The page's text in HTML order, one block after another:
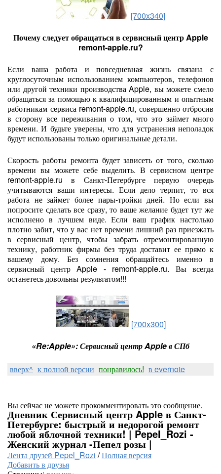
[700x340]
Почему следует обращаться в сервисный центр Apple
remont-apple.ru?
Если ваша работа и повседневная жизнь связана с
круглосуточным использованием компьютеров, телефонов
или другой техники производства Apple, вы можете смело
обращаться за помощью к квалифицированным и опытным
работникам сервиса remont-apple.ru, совершенно отбросив
в сторону все переживания о том, что это займет много
времени. И будьте уверены, что для устранения неполадок
будут использованы только оригинальные детали.
Скорость работы ремонта будет зависеть от того, сколько
времени вы можете себе выделить. В сервисном центре
remont-apple.ru в Санкт-Петербурге первую очередь
учитываются ваши интересы. Если дело терпит, то вся
работа не займет более пары-тройки дней. Но если вы
попросите сделать все сразу, то ваше желание будет тут же
исполнено в лучшем виде. Если ваш график настолько
плотно забит, что у вас нет времени лишний раз приезжать
в сервисный центр, чтобы забрать отремонтированную
технику, работник фирмы без труда доставит ее прямо к
вашему дому. Без сомнения обращайтесь именно в
сервисный центр Apple - remont-apple.ru. Вы всегда
останетесь довольны результатом!!!
[700x300]
«Re:Apple»: Сервисный центр Apple в СПб
вверх^ к полной версии понравилось! в evernote
Вы сейчас не можете прокомментировать это сообщение.
Дневник Сервисный центр Apple в Санкт-
Петербурге: быстрый и недорогой ремонт
любой яблочной техники! | Pepel_Rozi -
Женский журнал -Пепел розы |
Лента друзей Pepel_Rozi /Полная версия
Добавить в друзья